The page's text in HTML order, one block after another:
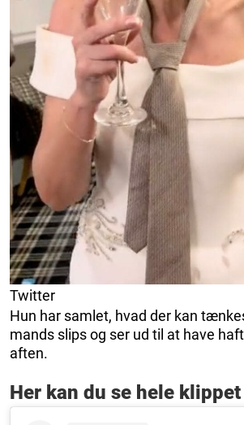
Twitter
Hun har samlet, hvad der kan
mands slips og ser ud til at have
aften.
Her kan du se hele klippet